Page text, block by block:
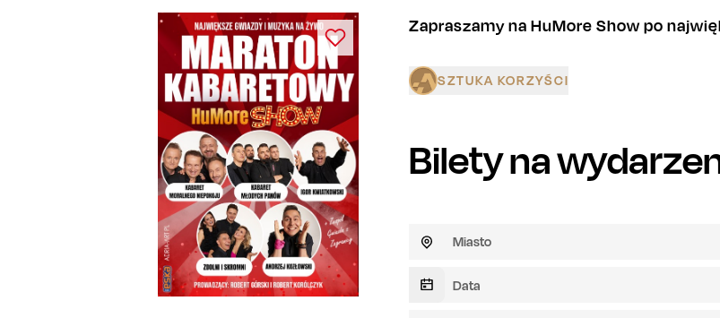
Zapraszamy na HuMore Show po
SZTUKA KORZYŚCI
Bilety na
Miasto